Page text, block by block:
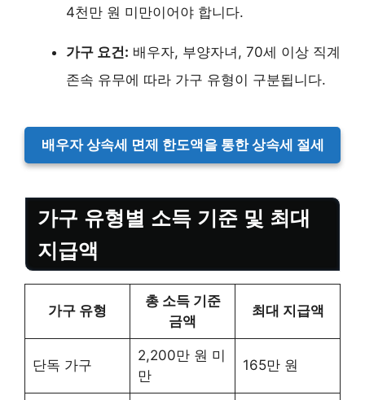
4천만 원 미만이어야 합니다.
가구 요건: 배우자, 부양자녀, 70세 이상 직계
존속 유무에 따라 가구 유형이 구분됩니다.
배우자 상속세 면제 한도액을 통한 상속세 절세
가구 유형별 소득 기준 및 최대
지급액
가구 유형
총 소득 기준
금액
최대 지급액
단독 가구
2,200만 원 미
만
165만 원